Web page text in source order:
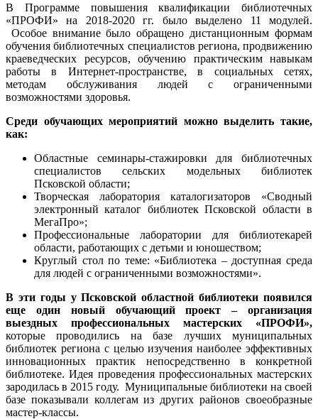
В Программе повышения квалификации библиотечных
«ПРОФИ» на 2018-2020 гг. было выделено 11 модулей.
Особое внимание было обращено дистанционным формам
обучения библиотечных специалистов региона, продвижению
краеведческих ресурсов, обучению практическим навыкам
работы в Интернет-пространстве, в социальных сетях,
методам обслуживания людей с ограниченными
возможностями здоровья.
Среди обучающих мероприятий можно выделить такие,
как:
Областные семинары-стажировки для библиотечных
специалистов сельских модельных библиотек
Псковской области;
Творческая лаборатория каталогизаторов «Сводный
электронный каталог библиотек Псковской области в
МегаПро»;
Профессиональные лаборатории для библиотекарей
области, работающих с детьми и юношеством;
Круглый стол по теме: «Библиотека – доступная среда
для людей с ограниченными возможностями».
В эти годы у Псковской областной библиотеки появился
еще один новый обучающий проект – организация
выездных профессиональных мастерских «ПРОФИ»,
которые проводились на базе лучших муниципальных
библиотек региона с целью изучения наиболее эффективных
инновационных практик непосредственно в конкретной
библиотеке. Идея проведения профессиональных мастерских
зародилась в 2015 году. Муниципальные библиотеки на своей
базе показывали коллегам из других районов своеобразные
мастер-классы.